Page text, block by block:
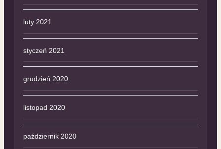
luty 2021
styczeń 2021
grudzień 2020
listopad 2020
październik 2020